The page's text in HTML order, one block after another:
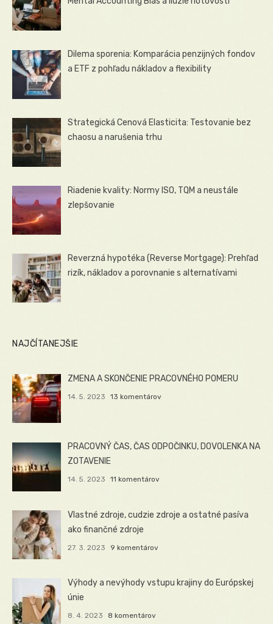
Dilema sporenia: Komparácia penzijných fondov
a ETF z pohľadu nákladov a flexibility
Strategická Cenová Elasticita: Testovanie bez
chaosu a narušenia trhu
Riadenie kvality: Normy ISO, TQM a neustále
zlepšovanie
Reverzná hypotéka (Reverse Mortgage): Prehľad
rizík, nákladov a porovnanie s alternatívami
NAJČÍTANEJŠIE
ZMENA A SKONČENIE PRACOVNÉHO POMERU
14. 5. 2023 13 komentárov
PRACOVNÝ ČAS, ČAS ODPOČINKU, DOVOLENKA NA
ZOTAVENIE
14. 5. 2023 11 komentárov
Vlastné zdroje, cudzie zdroje a ostatné pasíva
ako finančné zdroje
27. 3. 2023 9 komentárov
Výhody a nevýhody vstupu krajiny do Európskej
únie
8. 4. 2023 8 komentárov